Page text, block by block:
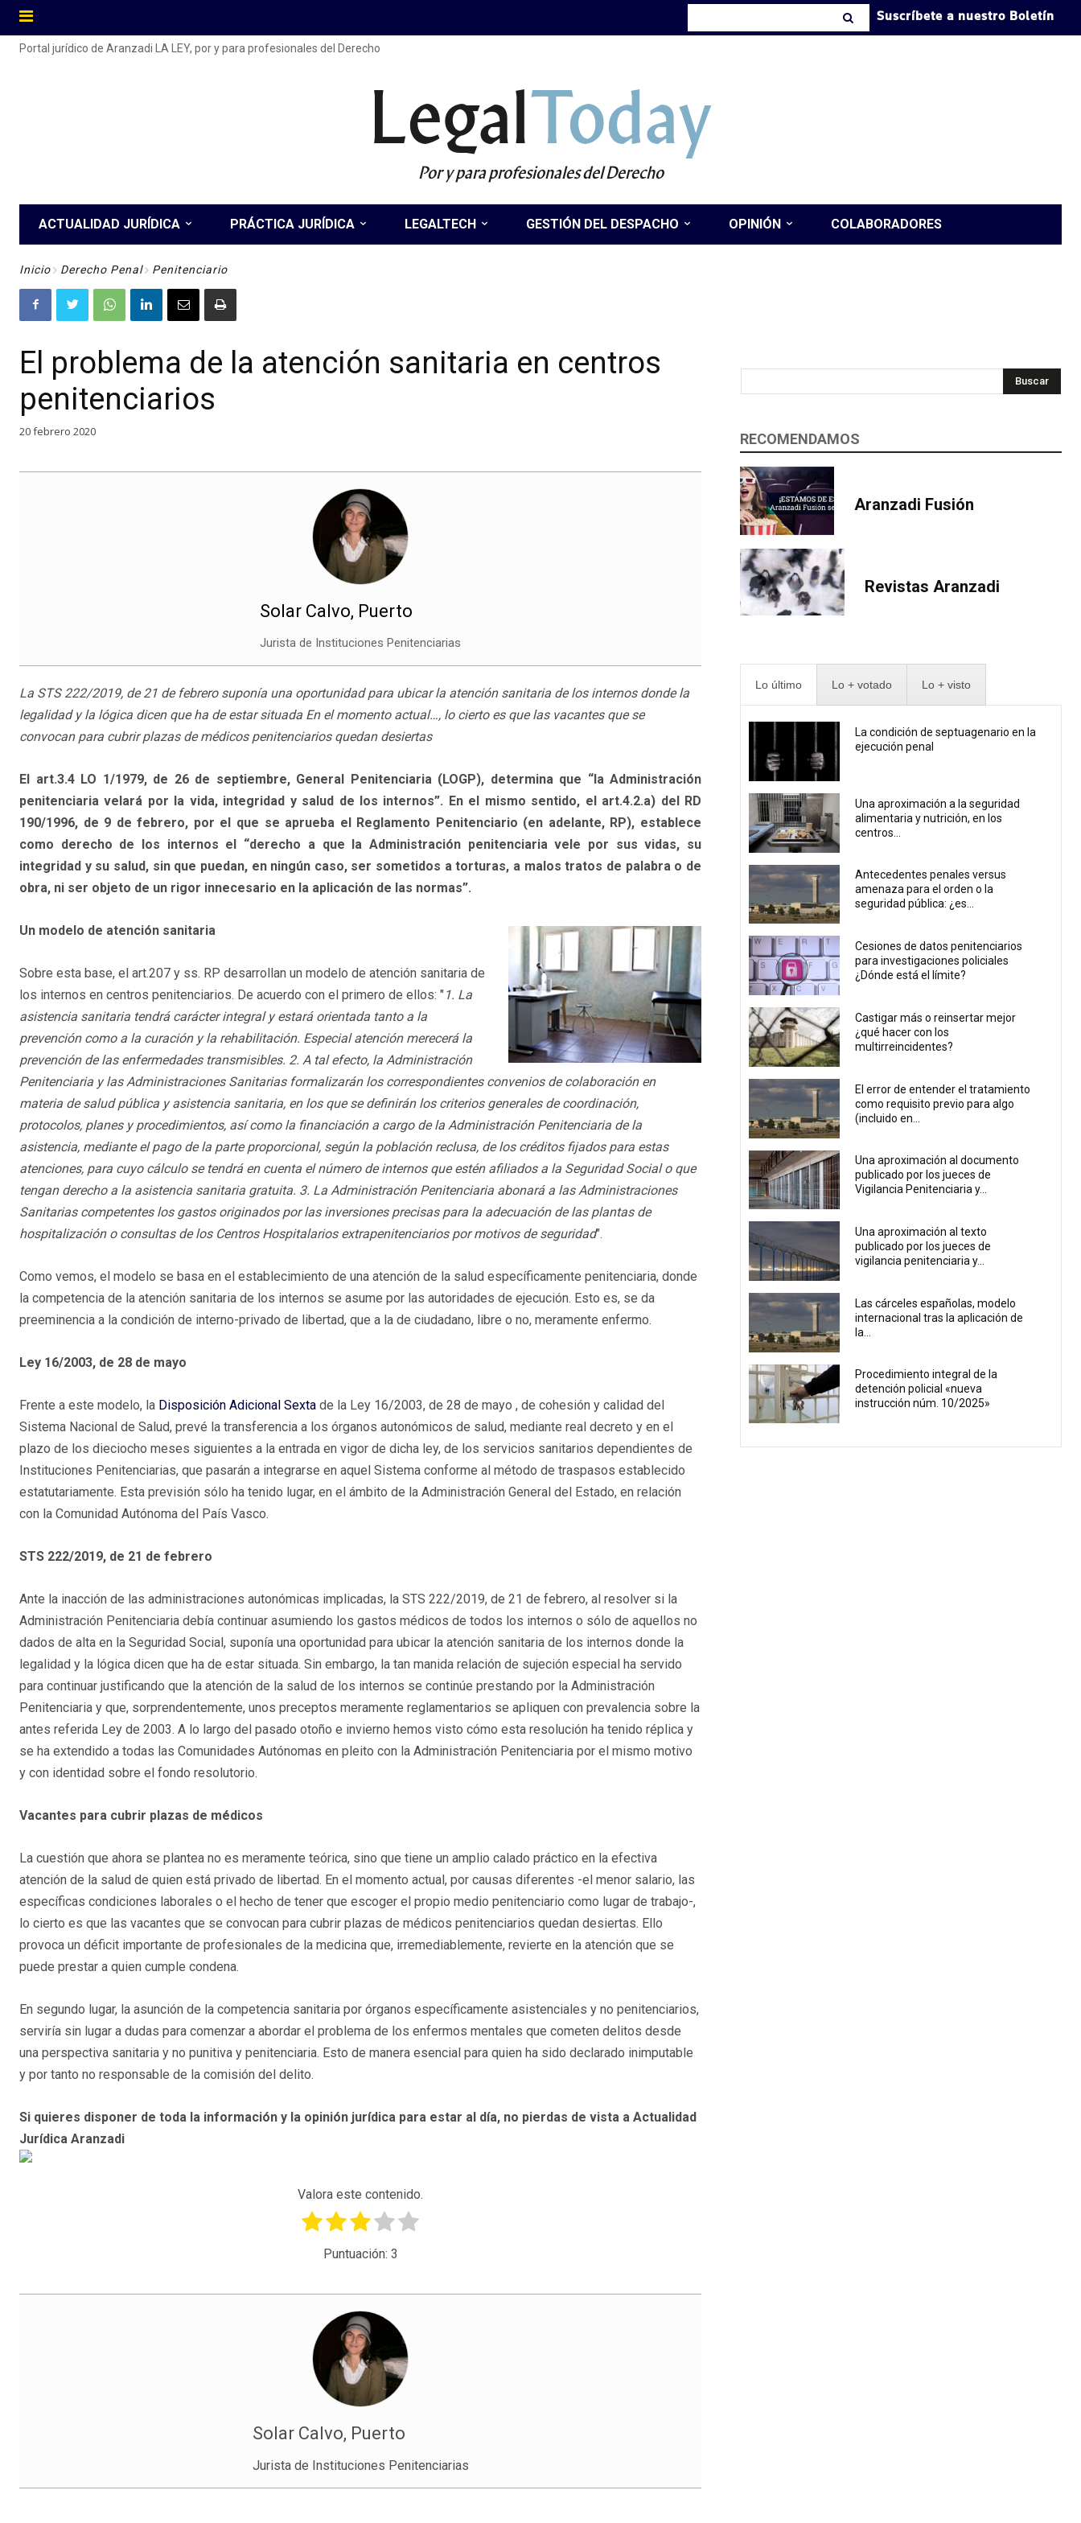
Suscríbete a nuestro Boletín
Portal jurídico de Aranzadi LA LEY, por y para profesionales del Derecho
LegalToday
Por y para profesionales del Derecho
ACTUALIDAD JURÍDICA PRÁCTICA JURÍDICA LEGALTECH GESTIÓN DEL DESPACHO OPINIÓN COLABORADORES
Inicio Derecho Penal Penitenciario
El problema de la atención sanitaria en centros
penitenciarios
20 febrero 2020
Solar Calvo, Puerto
Jurista de Instituciones Penitenciarias
La STS 222/2019, de 21 de febrero suponía una oportunidad para ubicar la atención sanitaria de los internos donde la
legalidad y la lógica dicen que ha de estar situada En el momento actual…, lo cierto es que las vacantes que se
convocan para cubrir plazas de médicos penitenciarios quedan desiertas
El art.3.4 LO 1/1979, de 26 de septiembre, General Penitenciaria (LOGP), determina que “la Administración
penitenciaria velará por la vida, integridad y salud de los internos”. En el mismo sentido, el art.4.2.a) del RD
190/1996, de 9 de febrero, por el que se aprueba el Reglamento Penitenciario (en adelante, RP), establece
como derecho de los internos el “derecho a que la Administración penitenciaria vele por sus vidas, su
integridad y su salud, sin que puedan, en ningún caso, ser sometidos a torturas, a malos tratos de palabra o de
obra, ni ser objeto de un rigor innecesario en la aplicación de las normas”.
Un modelo de atención sanitaria
Sobre esta base, el art.207 y ss. RP desarrollan un modelo de atención sanitaria de
los internos en centros penitenciarios. De acuerdo con el primero de ellos: " 1. La
asistencia sanitaria tendrá carácter integral y estará orientada tanto a la
prevención como a la curación y la rehabilitación. Especial atención merecerá la
prevención de las enfermedades transmisibles. 2. A tal efecto, la Administración
Penitenciaria y las Administraciones Sanitarias formalizarán los correspondientes convenios de colaboración en
materia de salud pública y asistencia sanitaria, en los que se definirán los criterios generales de coordinación,
protocolos, planes y procedimientos, así como la financiación a cargo de la Administración Penitenciaria de la
asistencia, mediante el pago de la parte proporcional, según la población reclusa, de los créditos fijados para estas
atenciones, para cuyo cálculo se tendrá en cuenta el número de internos que estén afiliados a la Seguridad Social o que
tengan derecho a la asistencia sanitaria gratuita. 3. La Administración Penitenciaria abonará a las Administraciones
Sanitarias competentes los gastos originados por las inversiones precisas para la adecuación de las plantas de
hospitalización o consultas de los Centros Hospitalarios extrapenitenciarios por motivos de seguridad".
Como vemos, el modelo se basa en el establecimiento de una atención de la salud específicamente penitenciaria, donde
la competencia de la atención sanitaria de los internos se asume por las autoridades de ejecución. Esto es, se da
preeminencia a la condición de interno-privado de libertad, que a la de ciudadano, libre o no, meramente enfermo.
Ley 16/2003, de 28 de mayo
Frente a este modelo, la Disposición Adicional Sexta de la Ley 16/2003, de 28 de mayo , de cohesión y calidad del
Sistema Nacional de Salud, prevé la transferencia a los órganos autonómicos de salud, mediante real decreto y en el
plazo de los dieciocho meses siguientes a la entrada en vigor de dicha ley, de los servicios sanitarios dependientes de
Instituciones Penitenciarias, que pasarán a integrarse en aquel Sistema conforme al método de traspasos establecido
estatutariamente. Esta previsión sólo ha tenido lugar, en el ámbito de la Administración General del Estado, en relación
con la Comunidad Autónoma del País Vasco.
STS 222/2019, de 21 de febrero
Ante la inacción de las administraciones autonómicas implicadas, la STS 222/2019, de 21 de febrero, al resolver si la
Administración Penitenciaria debía continuar asumiendo los gastos médicos de todos los internos o sólo de aquellos no
dados de alta en la Seguridad Social, suponía una oportunidad para ubicar la atención sanitaria de los internos donde la
legalidad y la lógica dicen que ha de estar situada. Sin embargo, la tan manida relación de sujeción especial ha servido
para continuar justificando que la atención de la salud de los internos se continúe prestando por la Administración
Penitenciaria y que, sorprendentemente, unos preceptos meramente reglamentarios se apliquen con prevalencia sobre la
antes referida Ley de 2003. A lo largo del pasado otoño e invierno hemos visto cómo esta resolución ha tenido réplica y
se ha extendido a todas las Comunidades Autónomas en pleito con la Administración Penitenciaria por el mismo motivo
y con identidad sobre el fondo resolutorio.
Vacantes para cubrir plazas de médicos
La cuestión que ahora se plantea no es meramente teórica, sino que tiene un amplio calado práctico en la efectiva
atención de la salud de quien está privado de libertad. En el momento actual, por causas diferentes -el menor salario, las
específicas condiciones laborales o el hecho de tener que escoger el propio medio penitenciario como lugar de trabajo-,
lo cierto es que las vacantes que se convocan para cubrir plazas de médicos penitenciarios quedan desiertas. Ello
provoca un déficit importante de profesionales de la medicina que, irremediablemente, revierte en la atención que se
puede prestar a quien cumple condena.
En segundo lugar, la asunción de la competencia sanitaria por órganos específicamente asistenciales y no penitenciarios,
serviría sin lugar a dudas para comenzar a abordar el problema de los enfermos mentales que cometen delitos desde
una perspectiva sanitaria y no punitiva y penitenciaria. Esto de manera esencial para quien ha sido declarado inimputable
y por tanto no responsable de la comisión del delito.
Si quieres disponer de toda la información y la opinión jurídica para estar al día, no pierdas de vista a Actualidad
Jurídica Aranzadi
Valora este contenido.
Puntuación: 3
Solar Calvo, Puerto
Jurista de Instituciones Penitenciarias
Buscar
RECOMENDAMOS
Aranzadi Fusión
Revistas Aranzadi
Lo último Lo + votado Lo + visto
La condición de septuagenario en la
ejecución penal
Una aproximación a la seguridad
alimentaria y nutrición, en los
centros...
Antecedentes penales versus
amenaza para el orden o la
seguridad pública: ¿es...
Cesiones de datos penitenciarios
para investigaciones policiales
¿Dónde está el límite?
Castigar más o reinsertar mejor
¿qué hacer con los
multirreincidentes?
El error de entender el tratamiento
como requisito previo para algo
(incluido en...
Una aproximación al documento
publicado por los jueces de
Vigilancia Penitenciaria y...
Una aproximación al texto
publicado por los jueces de
vigilancia penitenciaria y...
Las cárceles españolas, modelo
internacional tras la aplicación de
la...
Procedimiento integral de la
detención policial «nueva
instrucción núm. 10/2025»